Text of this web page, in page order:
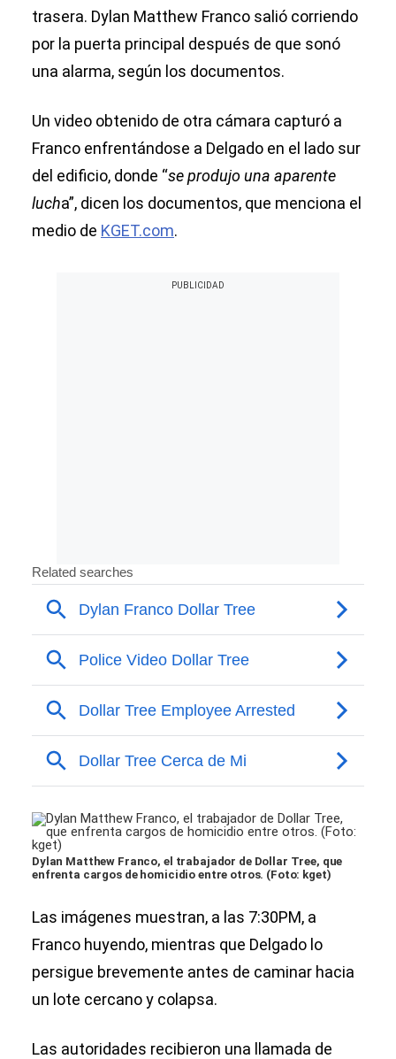
trasera. Dylan Matthew Franco salió corriendo
por la puerta principal después de que sonó
una alarma, según los documentos.
Un video obtenido de otra cámara capturó a
Franco enfrentándose a Delgado en el lado sur
del edificio, donde “se produjo una aparente
lucha”, dicen los documentos, que menciona el
medio de KGET.com.
Dylan Matthew Franco, el trabajador de Dollar Tree, que
enfrenta cargos de homicidio entre otros. (Foto: kget)
Las imágenes muestran, a las 7:30PM, a
Franco huyendo, mientras que Delgado lo
persigue brevemente antes de caminar hacia
un lote cercano y colapsa.
Las autoridades recibieron una llamada de